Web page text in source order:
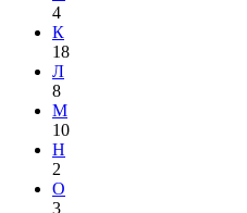
4
К
18
Л
8
М
10
Н
2
О
3